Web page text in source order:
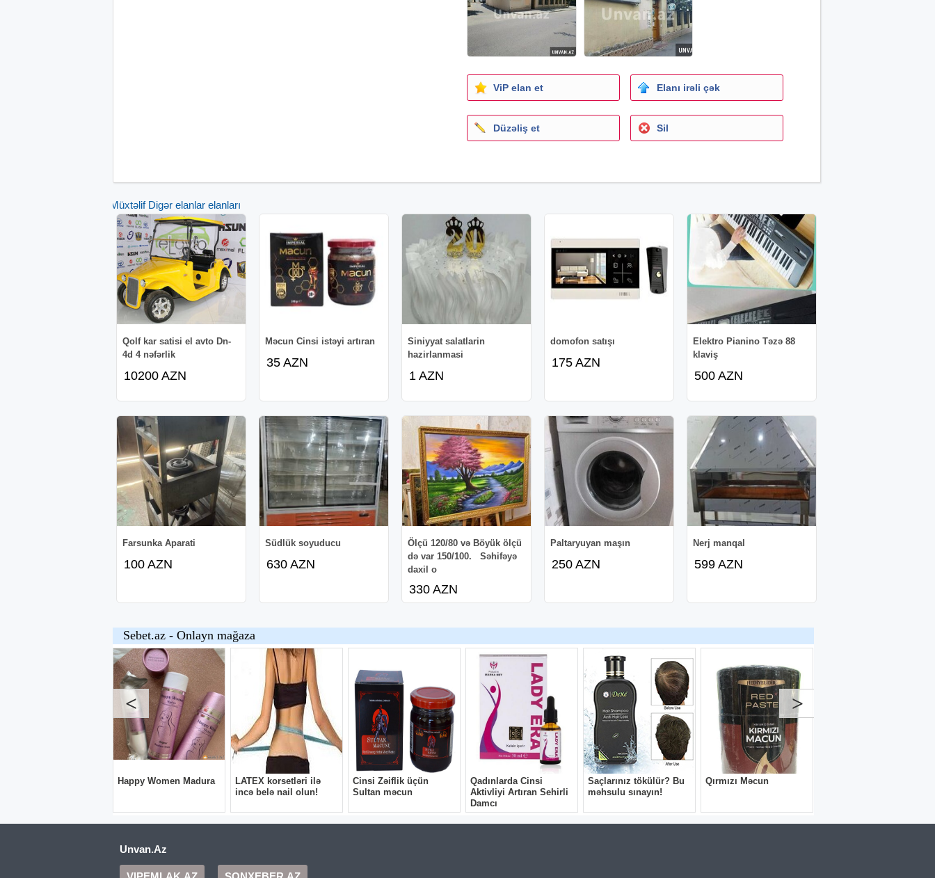
ViP elan et Elanı irəli çək
Düzəliş et Sil
Müxtəlif Digər elanlar elanları
Qolf kar satisi el avto Dn-
4d 4 nəfərlik
10200 AZN
Məcun Cinsi istəyi artıran
35 AZN
Siniyyat salatlarin
hazirlanmasi
1 AZN
domofon satışı
175 AZN
Elektro Pianino Təzə 88
klaviş
500 AZN
Farsunka Aparati
100 AZN
Südlük soyuducu
630 AZN
Ölçü 120/80 və Böyük ölçü
də var 150/100. Səhifəyə
daxil o
330 AZN
Paltaryuyan maşın
250 AZN
Nerj manqal
599 AZN
Unvan.Az